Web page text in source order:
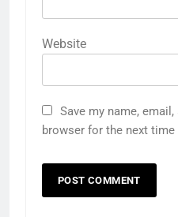
Website
Save my name,
browser for the next